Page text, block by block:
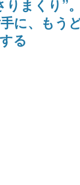
を解いてはいけない
た短編ホラー小説集で
りまくり”
に、もう
る